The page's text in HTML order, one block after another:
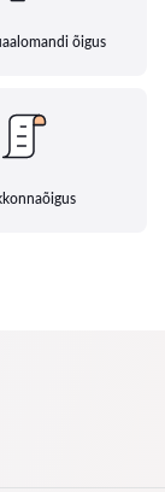
õigus